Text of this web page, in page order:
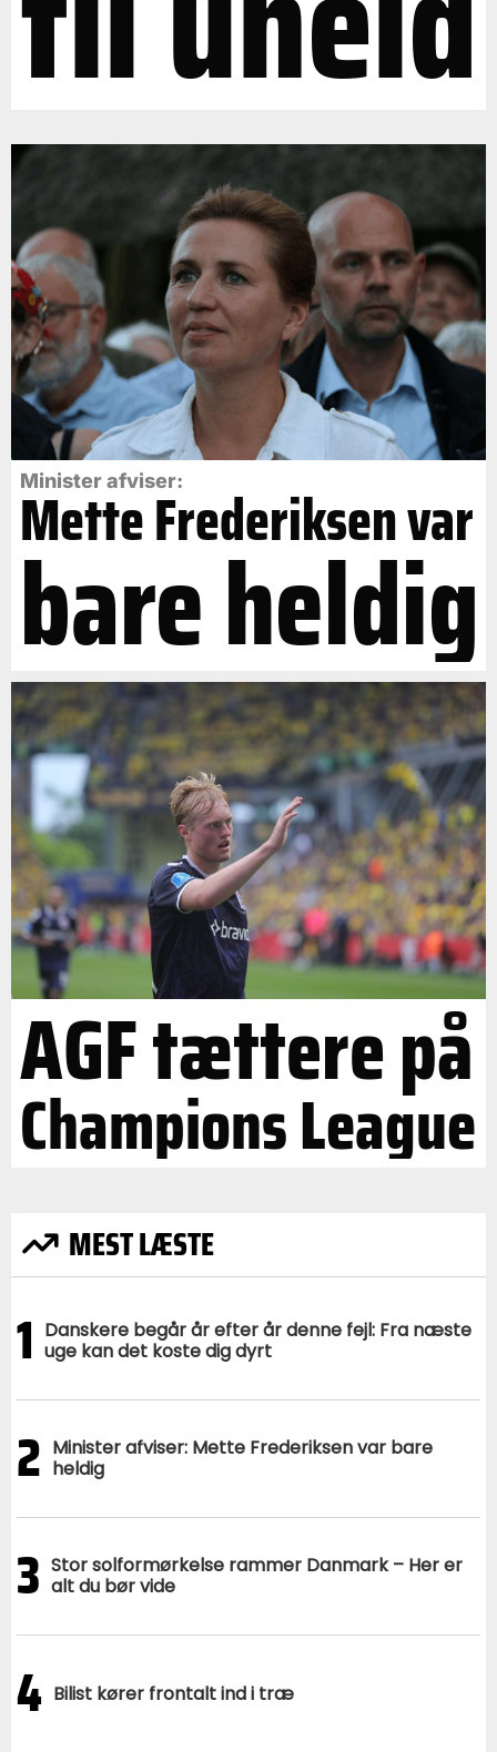
Minister afviser:
Mette Frederiksen var
bare heldig
AGF tættere på
Champions League
MEST LÆSTE
1 Danskere begår år efter år denne fejl: Fra næste
uge kan det koste dig dyrt
2 Minister afviser: Mette Frederiksen var bare
heldig
3 Stor solformørkelse rammer Danmark – Her er
alt du bør vide
4 Bilist kører frontalt ind i træ